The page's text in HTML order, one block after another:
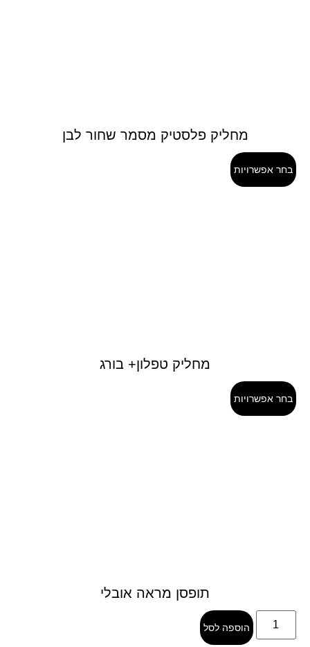
מחליק פלסטיק מסמר שחור לבן
בחר אפשרויות
מחליק טפלון+ בורג
בחר אפשרויות
תופסן מראה אובלי
הוספה לסל